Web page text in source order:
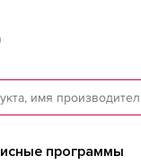
программы